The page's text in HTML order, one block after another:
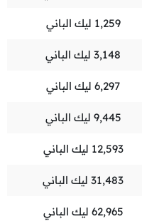
1,259 ليك الباني
3,148 ليك الباني
6,297 ليك الباني
9,445 ليك الباني
12,593 ليك الباني
31,483 ليك الباني
62,965 ليك الباني